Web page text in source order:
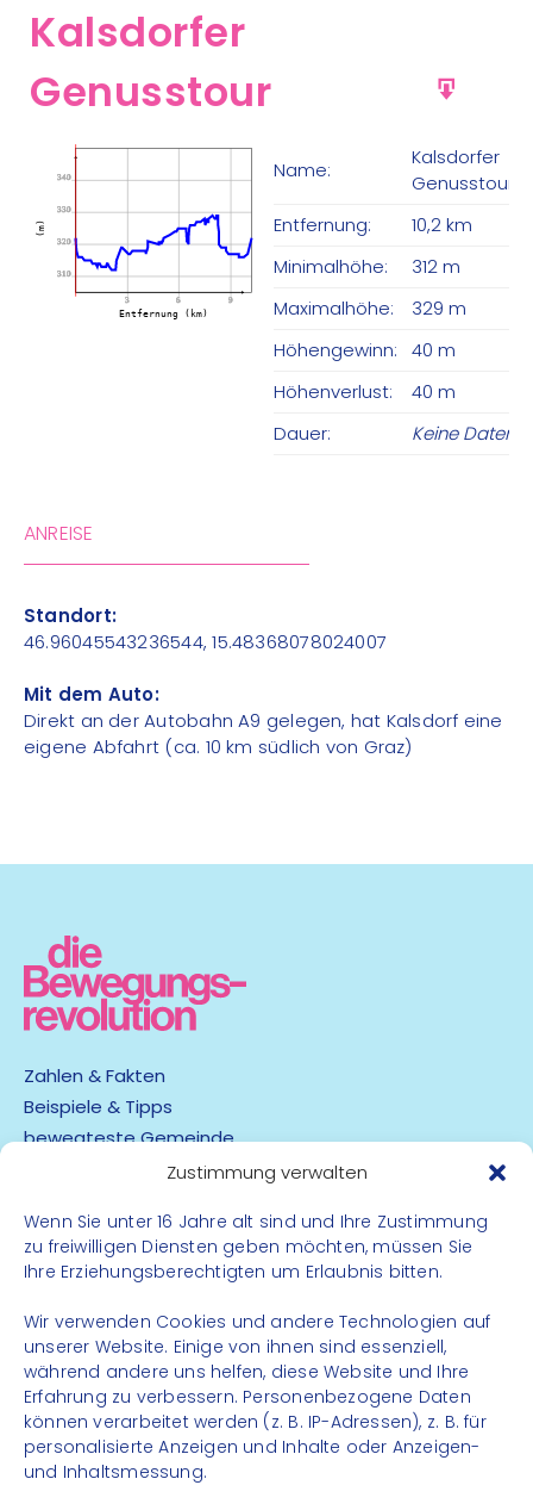
Zustimmung verwalten
Wenn Sie unter 16 Jahre alt sind und Ihre Zustimmung
zu freiwilligen Diensten geben möchten, müssen Sie
Ihre Erziehungsberechtigten um Erlaubnis bitten.
Wir verwenden Cookies und andere Technologien auf
unserer Website. Einige von ihnen sind essenziell,
während andere uns helfen, diese Website und Ihre
Erfahrung zu verbessern. Personenbezogene Daten
können verarbeitet werden (z. B. IP-Adressen), z. B. für
personalisierte Anzeigen und Inhalte oder Anzeigen-
und Inhaltsmessung.
Kalsdorfer
Genusstour
310
320
330
340
3 6 9
Entfernung (km)
(m)
Name:
Kalsdorfer
Genusstour
Entfernung:
10,2 km
Minimalhöhe:
312 m
Maximalhöhe:
329 m
Höhengewinn:
40 m
Höhenverlust:
40 m
Dauer:
Keine Daten
ANREISE
Standort:
46.96045543236544, 15.48368078024007
Mit dem Auto:
Direkt an der Autobahn A9 gelegen, hat Kalsdorf eine
eigene Abfahrt (ca. 10 km südlich von Graz)
Zahlen & Fakten
Beispiele & Tipps
bewegteste Gemeinde
Barrierefreiheit
Datenschutz
Impressum
Kontakt
FOLGE UNS
Instagram
Facebook